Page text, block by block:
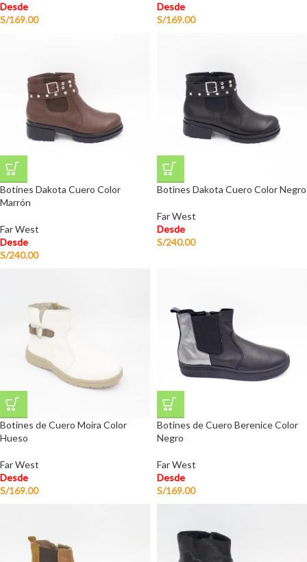
Desde
S/169.00
Desde
S/169.00
Botines Dakota Cuero Color
Marrón
Far West
Desde
S/240.00
Botines Dakota Cuero Color Negro
Far West
Desde
S/240.00
Botines de Cuero Moira Color
Hueso
Far West
Desde
S/169.00
Botines de Cuero Berenice Color
Negro
Far West
Desde
S/169.00